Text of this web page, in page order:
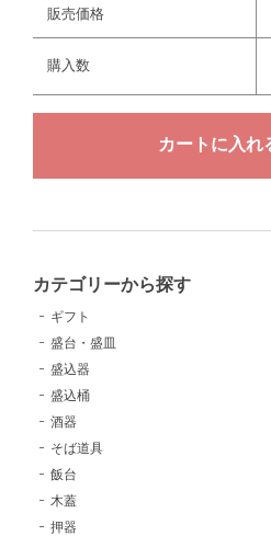
販売価格
購入数
カテゴリーから探す
ギフト
盛台・盛皿
盛込器
盛込桶
酒器
そば道具
飯台
木蓋
押器